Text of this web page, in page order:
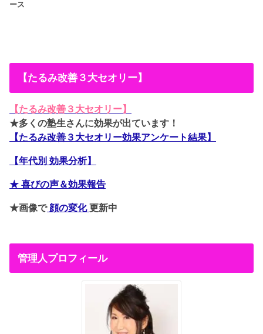
ース
【たるみ改善３大セオリー】
【たるみ改善３大セオリー】
★多くの塾生さんに効果が出ています！
【たるみ改善３大セオリー効果アンケート結果】
【年代別 効果分析】
★ 喜びの声＆効果報告
★画像で顔の変化更新中
管理人プロフィール